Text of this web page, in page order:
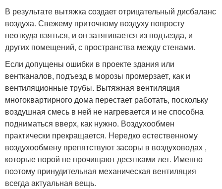
В результате вытяжка создает отрицательный дисбаланс
воздуха. Свежему приточному воздуху попросту
неоткуда взяться, и он затягивается из подъезда, и
других помещений, с пространства между стенами.
Если допущены ошибки в проекте здания или
вентканалов, подъезд в морозы промерзает, как и
вентиляционные трубы. Вытяжная вентиляция
многоквартирного дома перестает работать, поскольку
воздушная смесь в ней не нагревается и не способна
подниматься вверх, как нужно. Воздухообмен
практически прекращается. Нередко естественному
воздухообмену препятствуют засоры в воздуховодах ,
которые порой не прочищают десятками лет. Именно
поэтому принудительная механическая вентиляция
всегда актуальная вещь.